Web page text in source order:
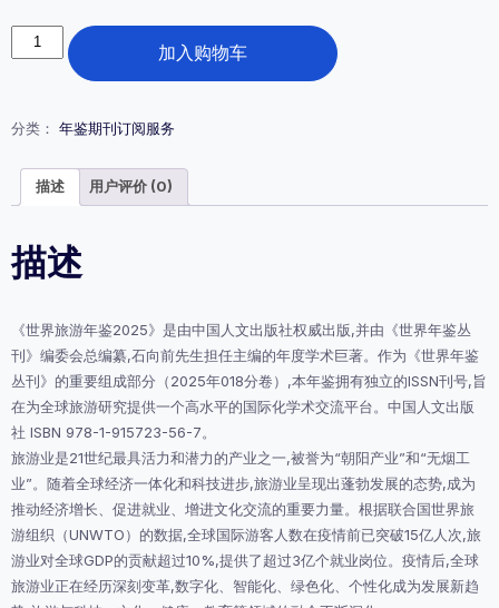
《世
界
年
鉴
买
数
量
加入购物车
分类： 年鉴期刊订阅服务
描述 用户评价 (0)
描述
《世界旅游年鉴2025》是由中国人文出版社权威出版,并由《世界年鉴丛
刊》编委会总编纂,石向前先生担任主编的年度学术巨著。作为《世界年鉴
丛刊》的重要组成部分（2025年018分卷）,本年鉴拥有独立的ISSN刊号,旨
在为全球旅游研究提供一个高水平的国际化学术交流平台。中国人文出版
社 ISBN 978-1-915723-56-7。
旅游业是21世纪最具活力和潜力的产业之一,被誉为“朝阳产业”和“无烟工
业”。随着全球经济一体化和科技进步,旅游业呈现出蓬勃发展的态势,成为
推动经济增长、促进就业、增进文化交流的重要力量。根据联合国世界旅
游组织（UNWTO）的数据,全球国际游客人数在疫情前已突破15亿人次,旅
游业对全球GDP的贡献超过10%,提供了超过3亿个就业岗位。疫情后,全球
旅游业正在经历深刻变革,数字化、智能化、绿色化、个性化成为发展新趋